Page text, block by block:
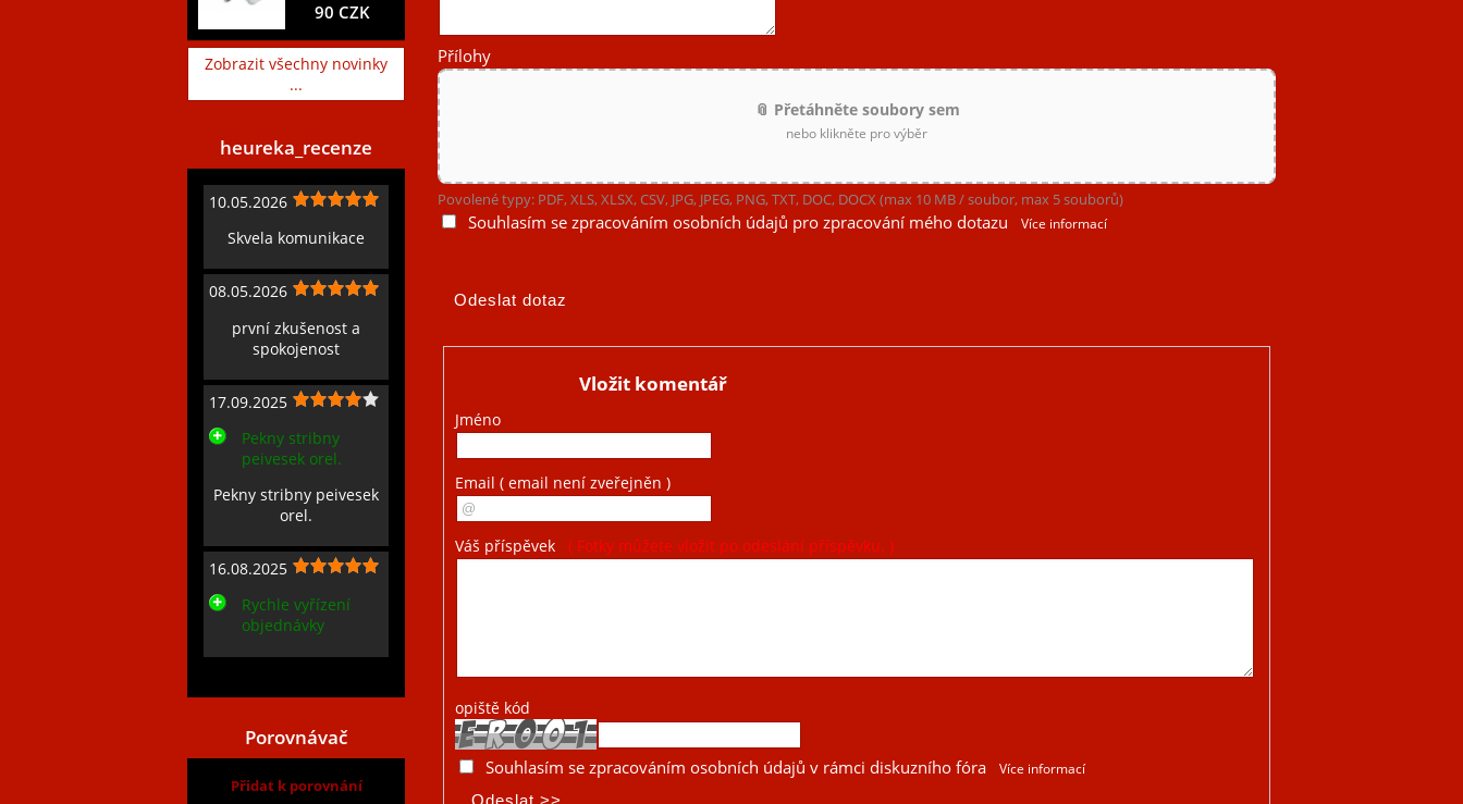
Přílohy
📎 Přetáhněte soubory sem
nebo klikněte pro výběr
Povolené typy: PDF, XLS, XLSX, CSV, JPG, JPEG, PNG, TXT, DOC, DOCX (max 10 MB / soubor, max 5 souborů)
Souhlasím se zpracováním osobních údajů pro zpracování mého dotazu Více informací
Vložit komentář
Jméno
Email ( email není zveřejněn )
Váš příspěvek ( Fotky můžete vložit po odeslání příspěvku. )
opiště kód
Souhlasím se zpracováním osobních údajů v rámci diskuzního fóra Více informací
90 CZK
Zobrazit všechny novinky
...
heureka_recenze
10.05.2026
Skvela komunikace
08.05.2026
první zkušenost a
spokojenost
17.09.2025
Pekny stribny
peivesek orel.
Pekny stribny peivesek
orel.
16.08.2025
Rychle vyřízení
objednávky
Porovnávač
Přidat k porovnání